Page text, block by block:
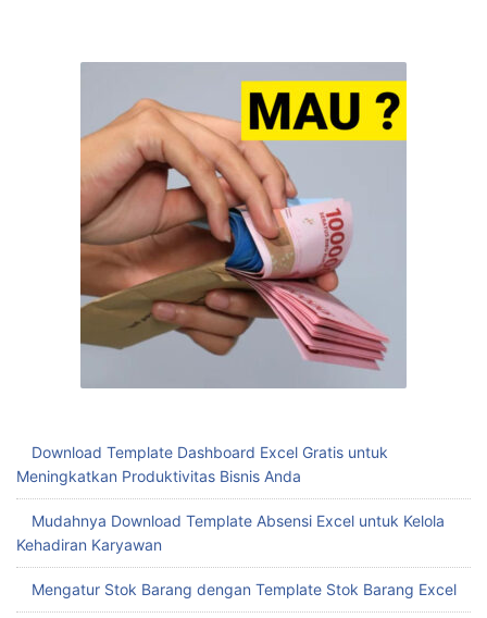
Download Template Dashboard Excel Gratis untuk
Meningkatkan Produktivitas Bisnis Anda
Mudahnya Download Template Absensi Excel untuk Kelola
Kehadiran Karyawan
Mengatur Stok Barang dengan Template Stok Barang Excel